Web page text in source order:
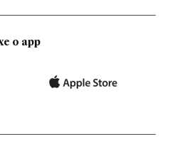
o app